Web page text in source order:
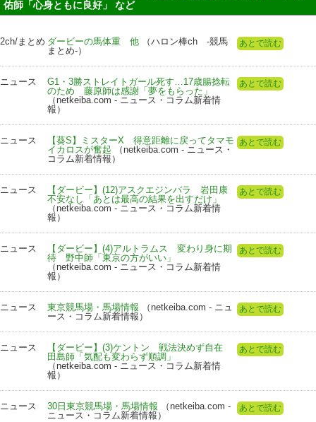
佑師「心身ともに良好」 など
2ch/まとめ ダービーの馬体重 他 （ハロン棒ch -競馬
まとめ-）
あとで読む
ニュース
G1・3勝ストレイトガール死す…17歳腸捻転
のため 藤原師は感謝「夢をもらった」
（netkeiba.com - ニュース・コラム新着情
報）
あとで読む
ニュース
【葵S】ミスターX 得意距離に戻ってタマモ
イカロスが奮起 （netkeiba.com - ニュース・
コラム新着情報）
あとで読む
ニュース
【ダービー】(12)アスクエジンバラ 岩田康
不安なし「あとは最高の結果を出すだけ」
（netkeiba.com - ニュース・コラム新着情
報）
あとで読む
ニュース
【ダービー】(4)アルトラムス 変わり身に期
待 野中師「東京の方がいい」
（netkeiba.com - ニュース・コラム新着情
報）
あとで読む
ニュース 東京競馬場・馬場情報 （netkeiba.com - ニュ
ース・コラム新着情報）
あとで読む
ニュース
【ダービー】(3)ケントン 戦法決めず自在
田島師「気配も変わらず順調」
（netkeiba.com - ニュース・コラム新着情
報）
あとで読む
ニュース 30日東京競馬場・馬場情報 （netkeiba.com -
ニュース・コラム新着情報）
あとで読む